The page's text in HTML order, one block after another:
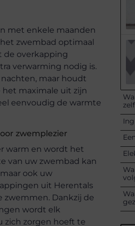
met enkele maanden
zwembad optimaal
de overkapping
verwarming nodig is.
maar houdt
maximale uit zijn
eenvoudig de warmte
zwemplezier
warm en wordt het
van uw zwembad kan
ook uw
uit Herentals
zwemmen. Dankzij de
wordt elk
zich zorgen hoeft te